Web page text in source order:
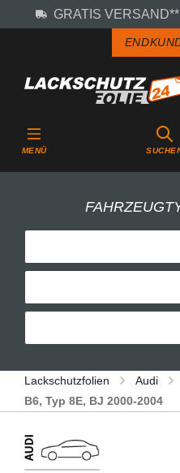
Zum Hauptinhalt springen
GRATIS
MENÜ
Lackschutzfolien Audi
B6, Typ 8E, BJ 2000-2004